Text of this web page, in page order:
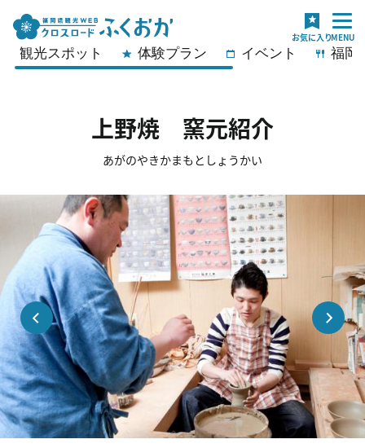
観光スポット 体験プラン イベント 福岡
上野焼 窯元紹介
あがのやきかまもとしょうかい